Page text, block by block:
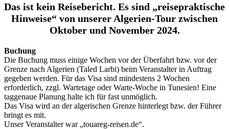
Das ist kein Reisebericht. Es sind „reisepraktische
Hinweise“ von unserer Algerien-Tour zwischen
Oktober und November 2024.
Buchung
Die Buchung muss einige Wochen vor der Überfahrt bzw. vor der
Grenze nach Algerien (Taled Larbi) beim Veranstalter in Auftrag
gegeben werden. Für das Visa sind mindestens 2 Wochen
erforderlich, zzgl. Wartetage oder Warte-Woche in Tunesien! Eine
taggenaue Planung halte ich für fast unmöglich.
Das Visa wird an der algerischen Grenze hinterlegt bzw. der Führer
bringt es mit.
Unser Veranstalter war „touareg-reisen.de“.